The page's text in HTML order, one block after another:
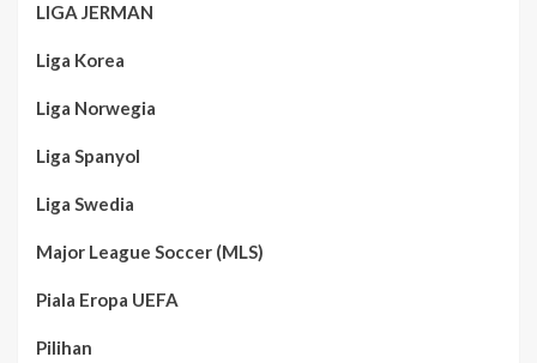
LIGA JERMAN
Liga Korea
Liga Norwegia
Liga Spanyol
Liga Swedia
Major League Soccer (MLS)
Piala Eropa UEFA
Pilihan